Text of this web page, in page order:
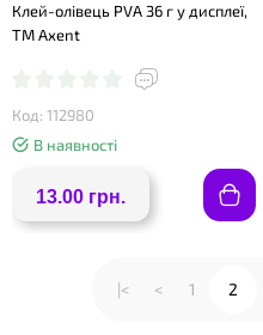
Клей-олівець PVA 36 г у дисплеї,
TM Axent
Код: 112980
В наявності
13.00 грн.
|< < 1 2